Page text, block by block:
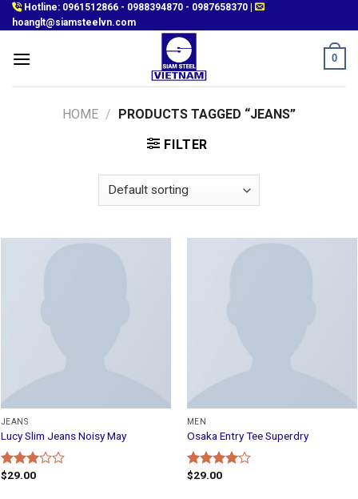
Skip
to
Hotline: 0961512866 - 0988394870 - 0987658370
hoanglt@siamsteelvn.com
0
HOME / PRODUCTS TAGGED “JEANS”
FILTER
JEANS
Lucy Slim Jeans Noisy May
Rated
$29.00
MEN
Osaka Entry Tee Superdry
Rated
$29.00